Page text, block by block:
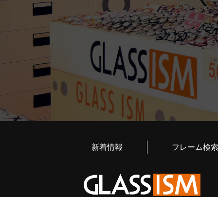
新着情報 フレーム検索